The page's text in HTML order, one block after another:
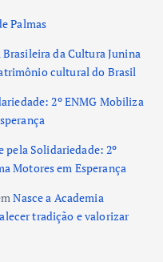
Palmas
Brasileira da Cultura Junina
cultural do Brasil
2º ENMG Mobiliza
pela Solidariedade: 2º
Motores em Esperança
Nasce a Academia
tradição e valorizar